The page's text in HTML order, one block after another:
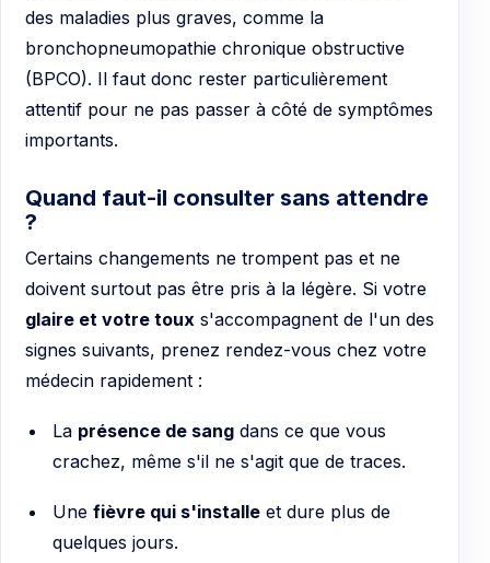
des maladies plus graves, comme la
bronchopneumopathie chronique obstructive
(BPCO). Il faut donc rester particulièrement
attentif pour ne pas passer à côté de symptômes
importants.
Quand faut-il consulter sans attendre
?
Certains changements ne trompent pas et ne
doivent surtout pas être pris à la légère. Si votre
glaire et votre toux s'accompagnent de l'un des
signes suivants, prenez rendez-vous chez votre
médecin rapidement :
La présence de sangdans ce que vous
crachez, même s'il ne s'agit que de traces.
Une fièvre qui s'installeet dure plus de
quelques jours.